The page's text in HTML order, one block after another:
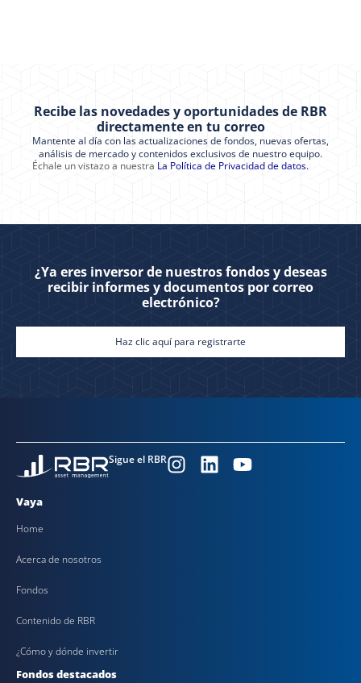
Recibe las novedades y oportunidades de RBR
directamente en tu correo
Mantente al día con las actualizaciones de fondos, nuevas ofertas,
análisis de mercado y contenidos exclusivos de nuestro equipo.
Échale un vistazo a nuestra La Política de Privacidad de datos.
¿Ya eres inversor de nuestros fondos y deseas
recibir informes y documentos por correo
electrónico?
Haz clic aquí para registrarte
Sigue el RBR
Vaya
Home
Acerca de nosotros
Fondos
Contenido de RBR
¿Cómo y dónde invertir
Fondos destacados